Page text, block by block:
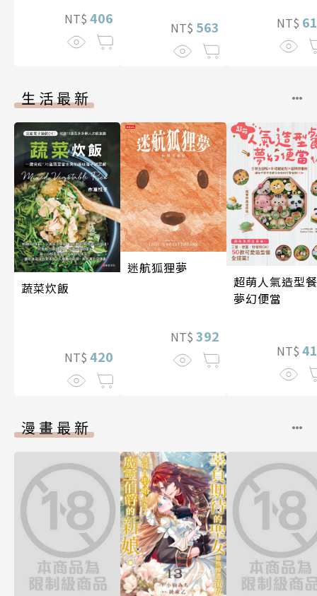
NT$ 406
NT$ 563 NT$
生活最新
蔬菜炊飯
NT$ 420
迷航狐狸夢
NT$ 392
超萌人氣造型
夢幻便當
NT$
漫畫最新